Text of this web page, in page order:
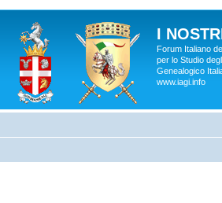
I
Forum Italiano
per lo Studio
Genealogico
www.iagi.info